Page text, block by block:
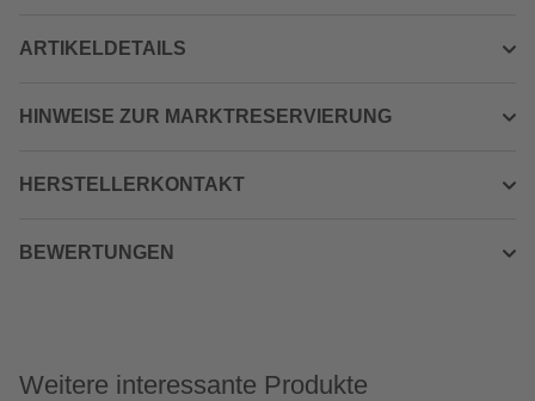
ARTIKELDETAILS
HINWEISE ZUR MARKTRESERVIERUNG
HERSTELLERKONTAKT
BEWERTUNGEN
Weitere interessante Produkte